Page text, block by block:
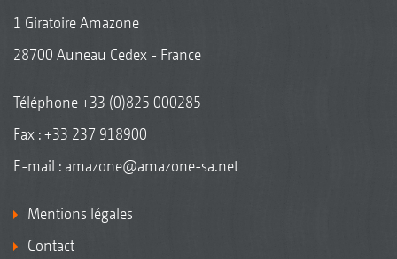
1 Giratoire Amazone
28700 Auneau Cedex - France
Téléphone+33 (0)825 000285
Fax : +33 237 918900
E-mail : amazone@amazone-sa.net
Mentions légales
Contact